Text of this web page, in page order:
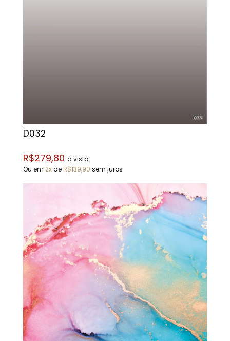
D032
R$279,80 á vista
Ou em 2xde R$139,90 sem juros